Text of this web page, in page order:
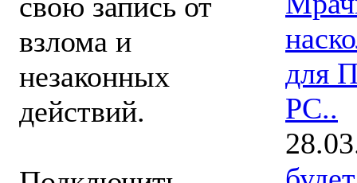
взлома и
незаконных
действий.
для
РС..